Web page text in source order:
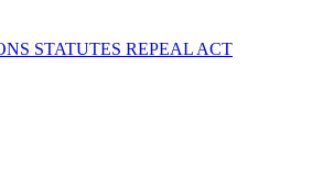
STATUTES REPEAL ACT